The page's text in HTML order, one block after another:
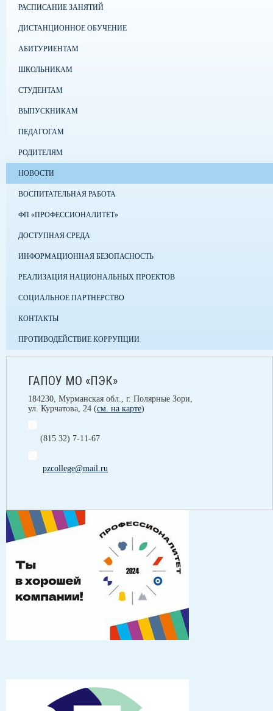
РАСПИСАНИЕ ЗАНЯТИЙ
ДИСТАНЦИОННОЕ ОБУЧЕНИЕ
АБИТУРИЕНТАМ
ШКОЛЬНИКАМ
СТУДЕНТАМ
ВЫПУСКНИКАМ
ПЕДАГОГАМ
РОДИТЕЛЯМ
НОВОСТИ
ВОСПИТАТЕЛЬНАЯ РАБОТА
ФП «ПРОФЕССИОНАЛИТЕТ»
ДОСТУПНАЯ СРЕДА
ИНФОРМАЦИОННАЯ БЕЗОПАСНОСТЬ
РЕАЛИЗАЦИЯ НАЦИОНАЛЬНЫХ ПРОЕКТОВ
СОЦИАЛЬНОЕ ПАРТНЕРСТВО
КОНТАКТЫ
ПРОТИВОДЕЙСТВИЕ КОРРУПЦИИ
ГАПОУ МО «ПЭК»
184230, Мурманская обл., г. Полярные Зори,
ул. Курчатова, 24 (см. на карте)
(815 32) 7-11-67
pzcollege@mail.ru